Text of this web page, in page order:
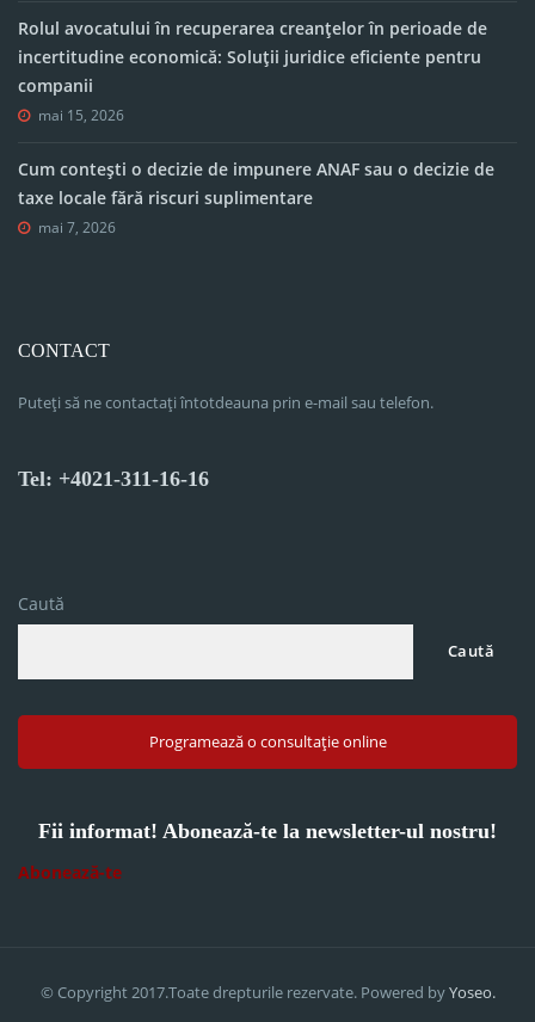
Rolul avocatului în recuperarea creanțelor în perioade de
incertitudine economică: Soluții juridice eficiente pentru
companii
mai 15, 2026
Cum contești o decizie de impunere ANAF sau o decizie de
taxe locale fără riscuri suplimentare
mai 7, 2026
CONTACT
Puteți să ne contactați întotdeauna prin e-mail sau telefon.
Tel: +4021-311-16-16
Caută
Caută
Programează o consultație online
Fii informat! Abonează-te la newsletter-ul nostru!
Abonează-te
© Copyright 2017.Toate drepturile rezervate. Powered byYoseo.